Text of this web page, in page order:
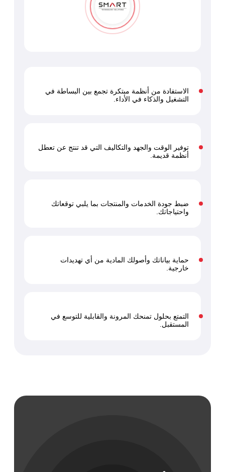
الاستفادة من أنظمة مبتكرة تجمع بين البساطة في
التشغيل والذكاء في الأداء.
توفير الوقت والجهد والتكاليف التي قد تنتج عن تعطل
أنظمة قديمة.
ضبط جودة الخدمات والمنتجات بما يلبي توقعاتك
واحتياجاتك.
حماية بياناتك وأصولك المادية من أي تهديدات
خارجية.
التمتع بحلول تمنحك المرونة والقابلية للتوسع في
المستقبل.